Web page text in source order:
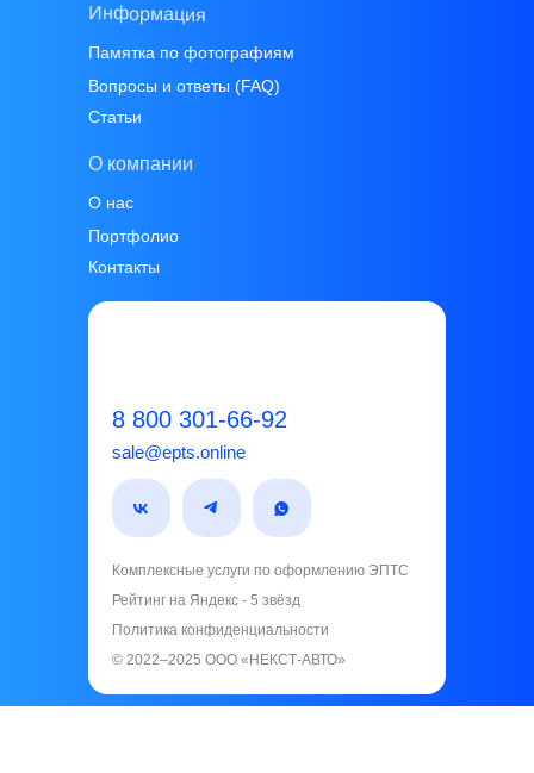
Комплексные услуги по оформлению ЭПТС
© 2022–2025 ООО «НЕКСТ-АВТО»
Рейтинг на Яндекс - 5 звёзд️
Политика конфиденциальности
8 800 301-66-92
sale@epts.online
Информация
Памятка по фотографиям
Вопросы и ответы (FAQ)
Статьи
О компании
О нас
Портфолио
Контакты